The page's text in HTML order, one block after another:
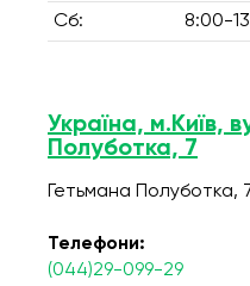
Сб: 8:00-
Україна, м.Київ,
Полуботка, 7
Гетьмана Полуботка,
Телефони:
(044)29-099-29